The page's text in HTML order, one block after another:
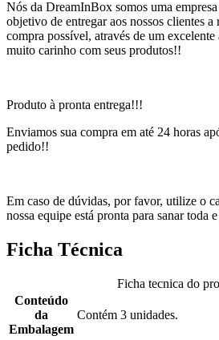
Nós da DreamInBox somos uma
objetivo de entregar aos nossos clientes
compra possível, através de um
muito carinho com seus produtos!!
Produto à pronta entrega!!!
Enviamos sua compra em até 24 horas
pedido!!
Em caso de dúvidas, por favor, utilize o
nossa equipe está pronta para sanar toda
Ficha Técnica
Ficha tecnica do
Conteúdo
da
Embalagem
Contém 3 unidades.